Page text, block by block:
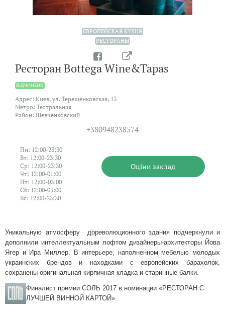
ЕВРОПЕЙСКАЯ КУХНЯ
РЕСТОРАНЫ
Ресторан Bottega Wine&Tapas
ВIДЧИНЕНО
Адрес: Киев, ул. Терещенковская, 13
Метро: Театральная
Район: Шевченковский
+380948238574
Пн: 12:00-23:30
Вт: 12:00-23:30
Ср: 12:00-23:30
Чт: 12:00-01:00
Пт: 12:00-03:00
Сб: 12:00-03:00
Вс: 12:00-23:30
Оцiни заклад
Уникальную атмосферу дореволюционного здания подчеркнули и
дополнили интеллектуальным лофтом дизайнеры-архитекторы Йова
Ягер и Ира Миллер. В интерьере, наполненном мебелью молодых
украинских брендов и находками с европейских барахолок,
сохранены оригинальная кирпичная кладка и старинные балки.
Финалист премии СОЛЬ 2017 в номинации «РЕСТОРАН С
ЛУЧШЕЙ ВИННОЙ КАРТОЙ»